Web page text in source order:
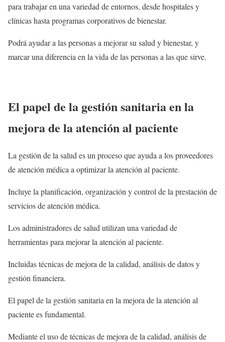
para trabajar en una variedad de entornos, desde hospitales y
clínicas hasta programas corporativos de bienestar.
Podrá ayudar a las personas a mejorar su salud y bienestar, y
marcar una diferencia en la vida de las personas a las que sirve.
El papel de la gestión sanitaria en la
mejora de la atención al paciente
La gestión de la salud es un proceso que ayuda a los proveedores
de atención médica a optimizar la atención al paciente.
Incluye la planificación, organización y control de la prestación de
servicios de atención médica.
Los administradores de salud utilizan una variedad de
herramientas para mejorar la atención al paciente.
Incluidas técnicas de mejora de la calidad, análisis de datos y
gestión financiera.
El papel de la gestión sanitaria en la mejora de la atención al
paciente es fundamental.
Mediante el uso de técnicas de mejora de la calidad, análisis de